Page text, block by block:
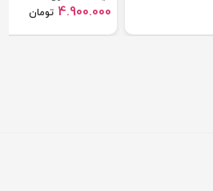
تومان 4.900.000